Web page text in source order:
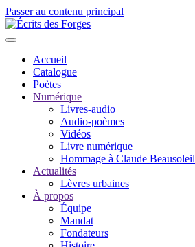
Passer au contenu principal
Accueil
Catalogue
Poètes
Numérique
Livres-audio
Audio-poèmes
Vidéos
Livre numérique
Hommage à Claude Beausoleil
Actualités
Lèvres urbaines
À propos
Équipe
Mandat
Fondateurs